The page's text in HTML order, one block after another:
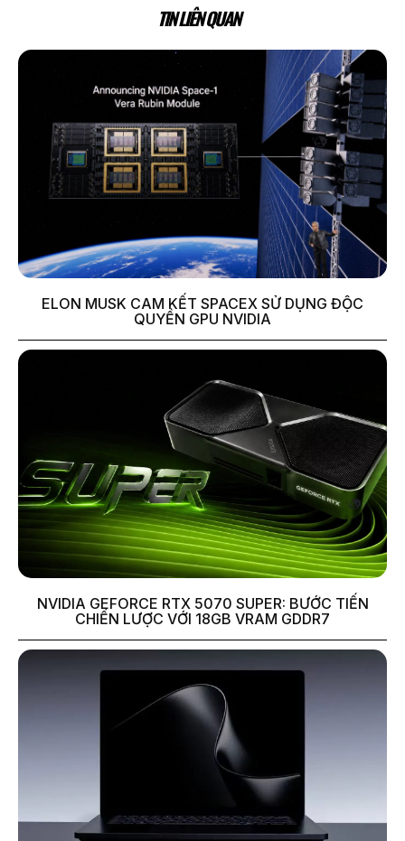
TIN LIÊN QUAN
ELON MUSK CAM KẾT SPACEX SỬ DỤNG ĐỘC
QUYỀN GPU NVIDIA
NVIDIA GEFORCE RTX 5070 SUPER: BƯỚC TIẾN
CHIẾN LƯỢC VỚI 18GB VRAM GDDR7